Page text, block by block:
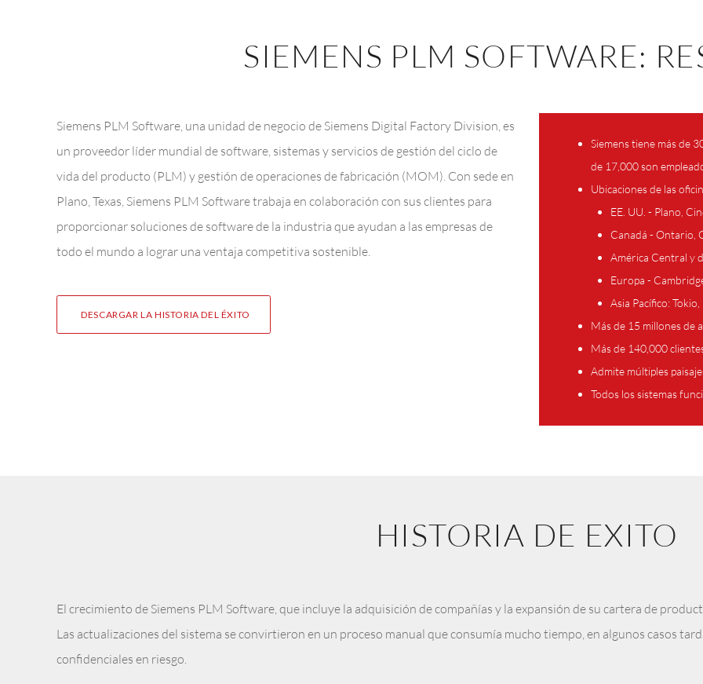
SIEMENS PLM SOFTWARE:
Siemens PLM Software, una unidad de negocio de Siemens Digital Factory Division, es
un proveedor líder mundial de software, sistemas y servicios de gestión del ciclo de
vida del producto (PLM) y gestión de operaciones de fabricación (MOM). Con sede en
Plano, Texas, Siemens PLM Software trabaja en colaboración con sus clientes para
proporcionar soluciones de software de la industria que ayudan a las empresas de
todo el mundo a lograr una ventaja competitiva sostenible.
DESCARGAR LA HISTORIA DEL ÉXITO
Siemens tiene más de
de 17,000 son
Ubicaciones de las
EE. UU. - Plano,
Canadá - Ontario,
América Central y
Europa -
Asia Pacífico:
Más de 15 millones de
Más de 140,000
Admite múltiples
Todos los sistemas
HISTORIA DE EXITO
El crecimiento de Siemens PLM Software, que incluye la adquisición de compañías y la expansión de su cartera de
Las actualizaciones del sistema se convirtieron en un proceso manual que consumía mucho tiempo, en algunos casos
confidenciales en riesgo.